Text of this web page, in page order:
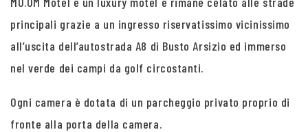
principali grazie a un ingresso riservatissimo vicinissimo
all’uscita dell’autostrada A8 di Busto Arsizio ed immerso
nel verde dei campi da golf circostanti.
Ogni camera è dotata di un parcheggio privato proprio di
fronte alla porta della camera.